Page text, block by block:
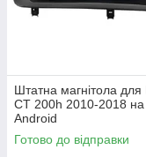
Штатна магнітола для
CT 200h 2010-2018 на
Android
Готово до відправки